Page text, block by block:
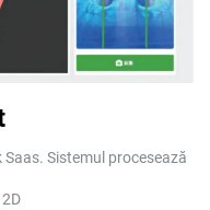
Sistemul procesează